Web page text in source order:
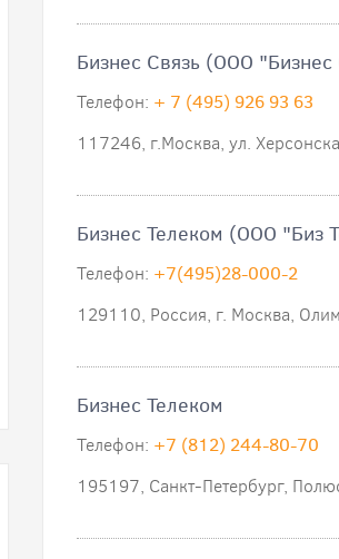
Бизнес Связь (ООО "Бизнес
Телефон: + 7 (495) 926 93 63
117246, г.Москва, ул.
Бизнес Телеком (ООО "Биз
Телефон: +7(495)28-000-2
129110, Россия, г. Москва,
Бизнес Телеком
Телефон: +7 (812) 244-80-70
195197, Санкт-Петербург,